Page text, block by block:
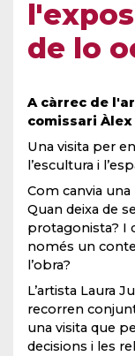
de lo
A càrrec de
comissari Àlex
Una visita per
l’escultura i
Com canvia
Quan deixa de
protagonista? I
només un
l’obra?
L’artista Laura
recorren
una visita que
decisions i les